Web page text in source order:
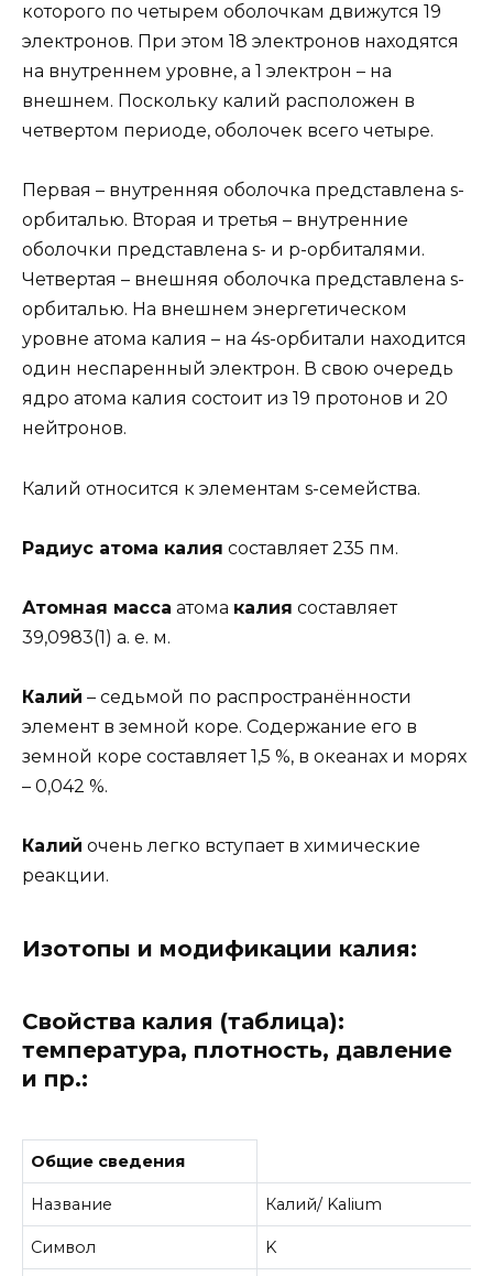
которого по четырем оболочкам движутся 19
электронов. При этом 18 электронов находятся
на внутреннем уровне, а 1 электрон – на
внешнем. Поскольку калий расположен в
четвертом периоде, оболочек всего четыре.
Первая – внутренняя оболочка представлена s-
орбиталью. Вторая и третья – внутренние
оболочки представлена s- и р-орбиталями.
Четвертая – внешняя оболочка представлена s-
орбиталью. На внешнем энергетическом
уровне атома калия – на 4s-орбитали находится
один неспаренный электрон. В свою очередь
ядро атома калия состоит из 19 протонов и 20
нейтронов.
Калий относится к элементам s-семейства.
Радиус атома калия составляет 235 пм.
Атомная масса атома калия составляет
39,0983(1) а. е. м.
Калий – седьмой по распространённости
элемент в земной коре. Содержание его в
земной коре составляет 1,5 %, в океанах и морях
– 0,042 %.
Калий очень легко вступает в химические
реакции.
Изотопы и модификации калия:
Свойства калия (таблица):
температура, плотность, давление
и пр.:
Общие сведения
Название Калий/ Kalium
Символ K